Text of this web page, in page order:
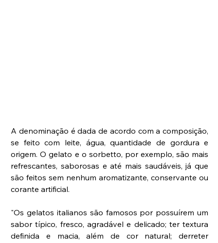
A denominação é dada de acordo com a composição,
se feito com leite, água, quantidade de gordura e
origem. O gelato e o sorbetto, por exemplo, são mais
refrescantes, saborosas e até mais saudáveis, já que
são feitos sem nenhum aromatizante, conservante ou
corante artificial.
"Os gelatos italianos são famosos por possuírem um
sabor típico, fresco, agradável e delicado; ter textura
definida e macia, além de cor natural; derreter